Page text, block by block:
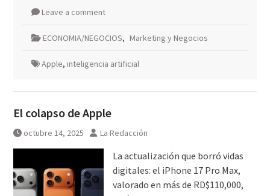
Leave a comment
ECONOMIA/NEGOCIOS, Marketing y Negocios
Apple, inteligencia artificial
El colapso de Apple
octubre 14, 2025 La Redacción
La actualización que borró vidas
digitales: el iPhone 17 Pro Max,
valorado en más de RD$110,000,